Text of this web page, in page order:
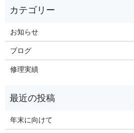
お知らせ
ブログ
修理実績
年末に向けて